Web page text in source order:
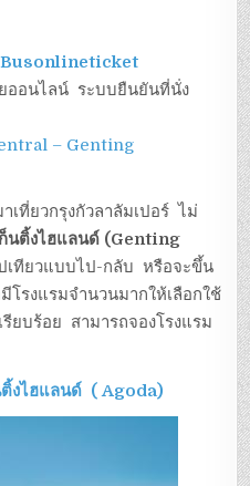
Busonlineticket
ยออนไลน์ ระบบยืนยันที่นั่ง
– Genting
เที่ยวกรุงกัวลาลัมเปอร์ ไม่
ก็นติ้งไฮแลนด์ (Genting
เทียวแบบไป-กลับ หรือจะขึ้น
รงแรมจำนวนมากให้เลือกใช้
ยบร้อย สามารถจองโรงแรม
ติ้งไฮแลนด์ ( Agoda)